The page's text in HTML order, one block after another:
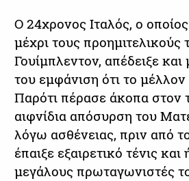
Ο 24χρονος Ιταλός, ο
μέχρι τους προημιτελικούς
Γουίμπλεντον, απέδειξε
του εμφάνιση ότι το μέλλον
Παρότι πέρασε άκοπα στον
αιφνίδια απόσυρση του
λόγω ασθένειας, πριν από
έπαιξε εξαιρετικό τένις
μεγάλους πρωταγωνιστές